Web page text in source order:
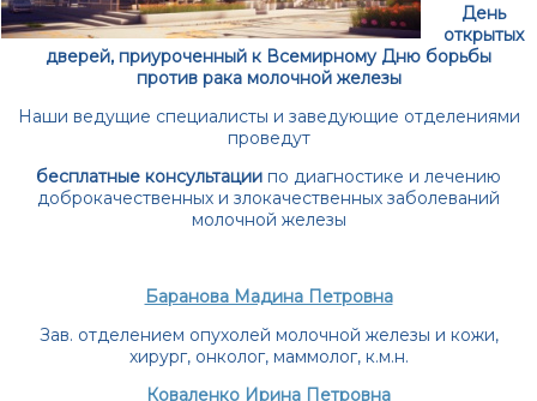
День
открытых
дверей, приуроченный к Всемирному Дню борьбы
против рака молочной железы
Наши ведущие специалисты и заведующие отделениями
проведут
бесплатные консультации по диагностике и лечению
доброкачественных и злокачественных заболеваний
молочной железы
Баранова Мадина Петровна
Зав. отделением опухолей молочной железы и кожи,
хирург, онколог, маммолог, к.м.н.
Коваленко Ирина Петровна